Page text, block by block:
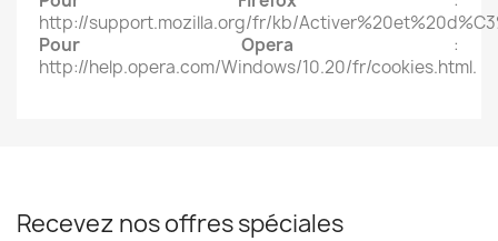
http://support.mozilla.org/fr/kb/
Pour Opera :
http://help.opera.com/Windows/10.20/fr/cookies.html.
Recevez nos offres spéciales